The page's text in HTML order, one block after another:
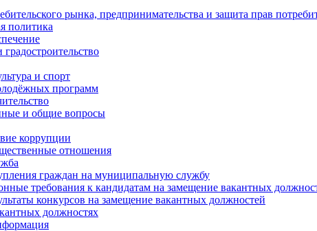
рынка, предпринимательства и защита прав
политика
и спорт
программ
и общие вопросы
коррупции
отношения
граждан на муниципальную службу
требования к кандидатам на замещение вакантных
конкурсов на замещение вакантных должностей
должностях